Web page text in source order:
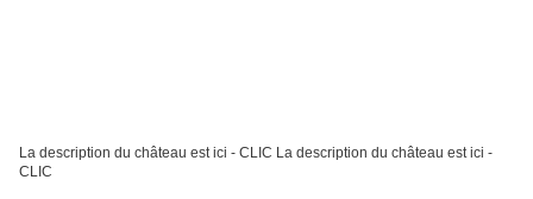
La description du château est ici - CLIC La description du château est ici -
CLIC